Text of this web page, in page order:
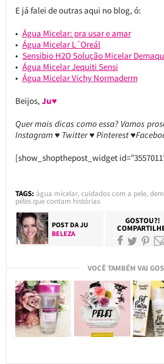
E já falei de outras aqui no blog, ó:
Água Micelar: pra usar e amar
Água Micelar L´Oreál
Sensibio H2O Solução Micelar
Água Micelar Jequiti Sensi
Água Micelar Vichy Normaderm
Beijos, Ju♥
Quer mais dicas como essa? Vamos
Instagram ♥ Twitter ♥ Pinterest
[show_shopthepost_widget
TAGS: água micelar,cuidados com a pele,
peles que contam histórias
POST DAJU
BELEZA
GOSTOU?!
VOCÊ TAMBÉM VAI